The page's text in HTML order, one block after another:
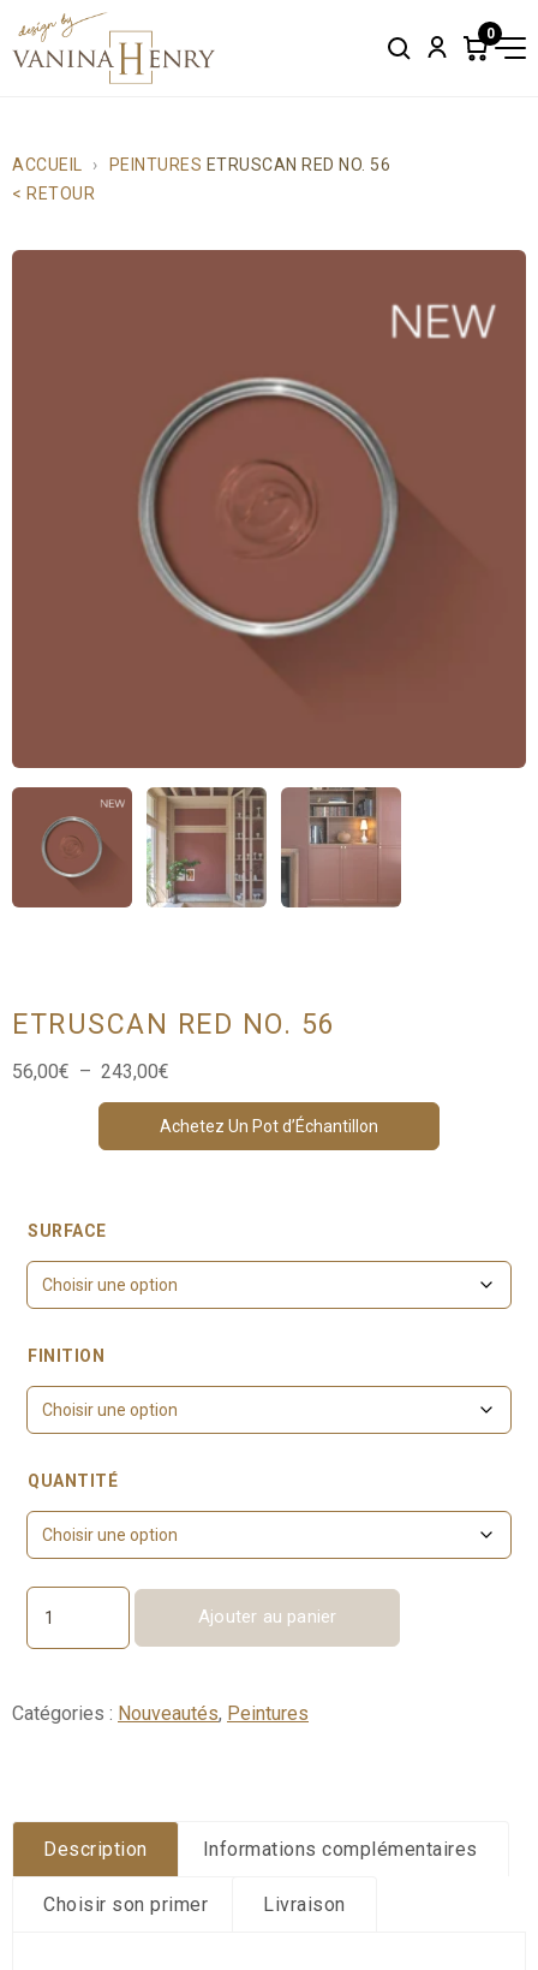
SearchAccount
0
Items
ACCUEIL PEINTURES ETRUSCAN RED NO. 56
< RETOUR
ETRUSCAN RED NO. 56
56,00€ – 243,00€
prix :
56,00€
Achetez Un Pot d’Échantillon
SURFACE
FINITION
QUANTITÉ
quantité
de
No.
Ajouter au panier
Catégories : Nouveautés, Peintures
Description Informations complémentaires
Choisir son primer Livraison